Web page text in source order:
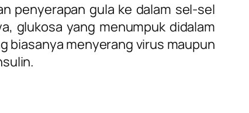
penyerapan gula ke dalam sel-sel
glukosa yang menumpuk didalam
biasanya menyerang virus maupun